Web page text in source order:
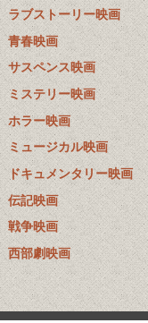
ラブストーリー映画
青春映画
サスペンス映画
ミステリー映画
ホラー映画
ミュージカル映画
ドキュメンタリー映画
伝記映画
戦争映画
西部劇映画